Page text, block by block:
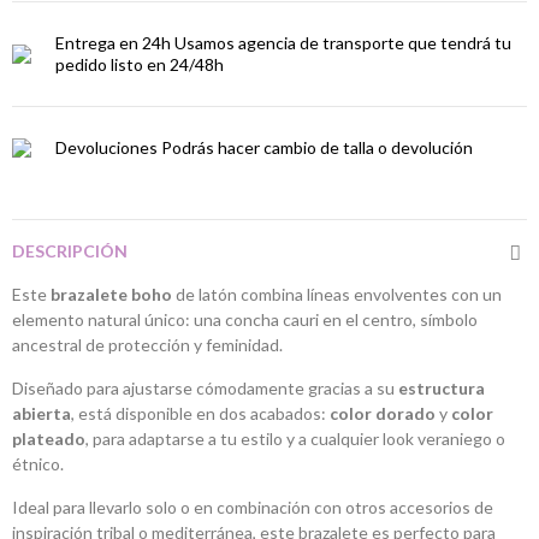
Entrega en 24h Usamos agencia de transporte que tendrá tu
pedido listo en 24/48h
Devoluciones Podrás hacer cambio de talla o devolución
DESCRIPCIÓN
Este brazalete boho de latón combina líneas envolventes con un
elemento natural único: una concha cauri en el centro, símbolo
ancestral de protección y feminidad.
Diseñado para ajustarse cómodamente gracias a su estructura
abierta, está disponible en dos acabados: color dorado y color
plateado, para adaptarse a tu estilo y a cualquier look veraniego o
étnico.
Ideal para llevarlo solo o en combinación con otros accesorios de
inspiración tribal o mediterránea, este brazalete es perfecto para